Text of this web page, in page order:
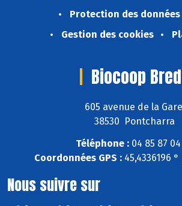
Protection des données
Gestion des cookies
Biocoop
605 avenue de la Gare
38530 Pontcharra
Téléphone : 04 85 87
Coordonnées GPS :45,4336196 °
Nous suivre sur